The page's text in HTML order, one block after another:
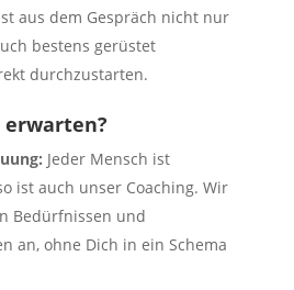
aus dem Gespräch nicht nur
bestens gerüstet
durchzustarten.
erwarten?
Jeder Mensch ist
ist auch unser Coaching. Wir
Bedürfnissen und
an, ohne Dich in ein Schema